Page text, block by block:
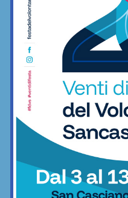
Nuoto
ritorno in
settimane
la rosa
Impruneta
per la
squadra
Tiro a
celebrate